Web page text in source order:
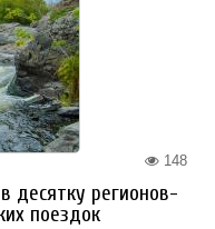
148
десятку регионов-
поездок